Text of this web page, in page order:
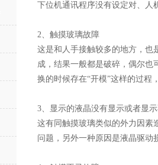
下位机通讯程序没有设定对、人
2、触摸玻璃故障
这是和人手接触较多的地方，也
成，结果一般都是破碎，偶尔也
换的时候存在“开模”这样的过程
3、显示的液晶没有显示或者显
这有同触摸玻璃类似的外力因素
问题，另外一种原因是液晶驱动